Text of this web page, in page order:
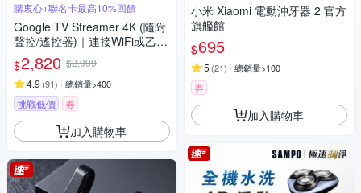
購衷心+聯名卡最高10%回饋
Google TV Streamer 4K (隨附
聲控/遙控器)｜連接WiFi或乙太
網路｜Dolby Atmos｜Matter智
慧串聯｜安裝App播放Netflix/Di
sney+/Youtube
$2,820 $2,999
4.9 (91) 總銷量>400
挑戰低價 券
加入購物車
小米 Xiaomi 電動沖牙器 2 官方
旗艦館
$695
5 (21) 總銷量>100
券
加入購物車